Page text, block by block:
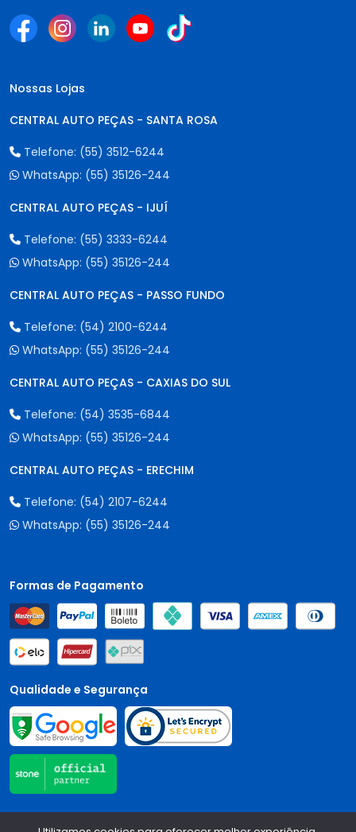
Nossas Lojas
CENTRAL AUTO PEÇAS - SANTA ROSA
Telefone: (55) 3512-6244
WhatsApp: (55) 35126-244
CENTRAL AUTO PEÇAS - IJUÍ
Telefone: (55) 3333-6244
WhatsApp: (55) 35126-244
CENTRAL AUTO PEÇAS - PASSO FUNDO
Telefone: (54) 2100-6244
WhatsApp: (55) 35126-244
CENTRAL AUTO PEÇAS - CAXIAS DO SUL
Telefone: (54) 3535-6844
WhatsApp: (55) 35126-244
CENTRAL AUTO PEÇAS - ERECHIM
Telefone: (54) 2107-6244
WhatsApp: (55) 35126-244
Formas de Pagamento
Qualidade e Segurança
Central Auto Peças - CNPJ: 90.196.999/0001-89 Todos os